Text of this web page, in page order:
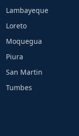
Lambayeque
Loreto
Moquegua
Piura
San Martin
Tumbes